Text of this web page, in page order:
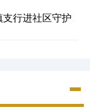
支行进社区守护